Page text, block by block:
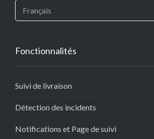
Fonctionnalités
Suivi de livraison
Détection des incidents
Notifications et Page de suivi